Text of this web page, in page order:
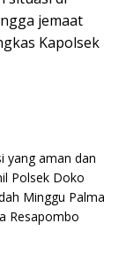
jemaat
Kapolsek
yang aman dan
Polsek Doko
Minggu Palma
Resapombo